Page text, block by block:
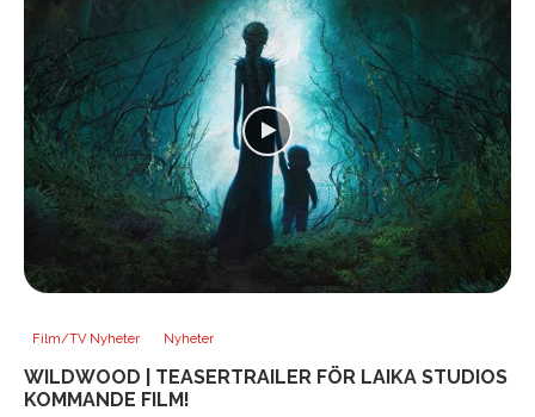
Film/TV Nyheter Nyheter
WILDWOOD | TEASERTRAILER FÖR LAIKA STUDIOS
KOMMANDE FILM!